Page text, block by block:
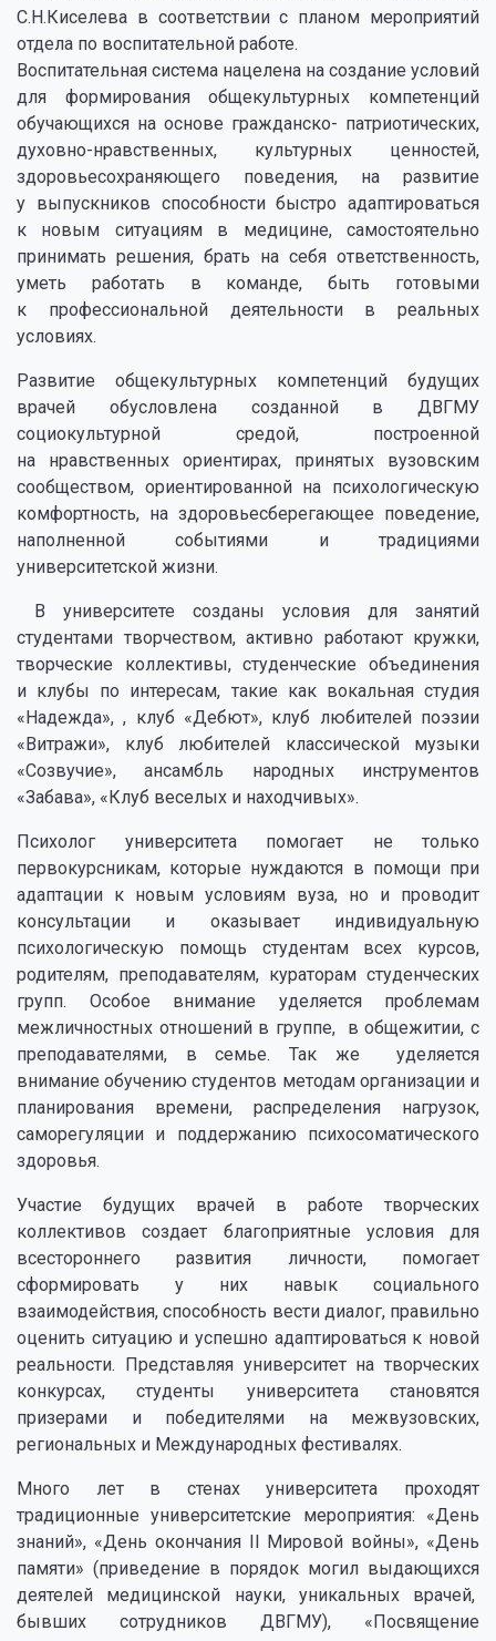
С.Н.Киселева в соответствии с планом мероприятий
отдела по воспитательной работе.
Воспитательная система нацелена на создание условий
для формирования общекультурных компетенций
обучающихся на основе гражданско- патриотических,
духовно-нравственных, культурных ценностей,
здоровьесохраняющего поведения, на развитие
у выпускников способности быстро адаптироваться
к новым ситуациям в медицине, самостоятельно
принимать решения, брать на себя ответственность,
уметь работать в команде, быть готовыми
к профессиональной деятельности в реальных
условиях.
Развитие общекультурных компетенций будущих
врачей обусловлена созданной в ДВГМУ
социокультурной средой, построенной
на нравственных ориентирах, принятых вузовским
сообществом, ориентированной на психологическую
комфортность, на здоровьесберегающее поведение,
наполненной событиями и традициями
университетской жизни.
В университете созданы условия для занятий
студентами творчеством, активно работают кружки,
творческие коллективы, студенческие объединения
и клубы по интересам, такие как вокальная студия
«Надежда», , клуб «Дебют», клуб любителей поэзии
«Витражи», клуб любителей классической музыки
«Созвучие», ансамбль народных инструментов
«Забава», «Клуб веселых и находчивых».
Психолог университета помогает не только
первокурсникам, которые нуждаются в помощи при
адаптации к новым условиям вуза, но и проводит
консультации и оказывает индивидуальную
психологическую помощь студентам всех курсов,
родителям, преподавателям, кураторам студенческих
групп. Особое внимание уделяется проблемам
межличностных отношений в группе, в общежитии, с
преподавателями, в семье. Так же уделяется
внимание обучению студентов методам организации и
планирования времени, распределения нагрузок,
саморегуляции и поддержанию психосоматического
здоровья.
Участие будущих врачей в работе творческих
коллективов создает благоприятные условия для
всестороннего развития личности, помогает
сформировать у них навык социального
взаимодействия, способность вести диалог, правильно
оценить ситуацию и успешно адаптироваться к новой
реальности. Представляя университет на творческих
конкурсах, студенты университета становятся
призерами и победителями на межвузовских,
региональных и Международных фестивалях.
Много лет в стенах университета проходят
традиционные университетские мероприятия: «День
знаний», «День окончания II Мировой войны», «День
памяти» (приведение в порядок могил выдающихся
деятелей медицинской науки, уникальных врачей,
бывших сотрудников ДВГМУ), «Посвящение